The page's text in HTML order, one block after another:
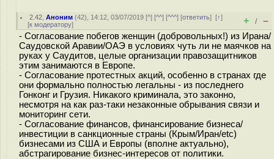
2.42 ,Аноним (42), 14:12, 03/07/2019 [^] [^^] [^^^] [ответить][↑]
[к модератору] + / –
- Согласование побегов женщин (добровольных!) из Ирана/
Саудовской Аравии/ОАЭ в условиях чуть ли не маячков на
руках у Саудитов, целые организации правозащитников
этим занимаются в Европе.
- Согласование протестных акций, особенно в странах где
они формально полностью легальны - из последнего
Гонконг и Грузия. Никакого криминала, это законно,
несмотря на как раз-таки незаконные обрывания связи и
мониторинг сети.
- Согласование финансов, финансирование бизнеса/
инвестиции в санкционные страны (Крым/Иран/etc)
бизнесами из США и Европы (вполне актуально),
абстрагирование бизнес-интересов от политики.